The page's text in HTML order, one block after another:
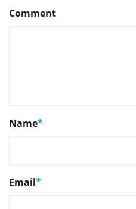
Comment
Name*
Email*